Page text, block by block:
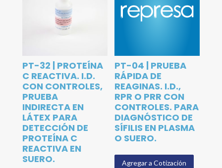
PT-32 | PROTEÍNA
C REACTIVA. I.D.
CON CONTROLES,
PRUEBA
INDIRECTA EN
LÁTEX PARA
DETECCIÓN DE
PROTEÍNA C
REACTIVA EN
SUERO.
PT-04 | PRUEBA
RÁPIDA DE
REAGINAS. I.D.,
RPR O PRR CON
CONTROLES. PARA
DIAGNÓSTICO DE
SÍFILIS EN PLASMA
O SUERO.
Agregar a Cotización